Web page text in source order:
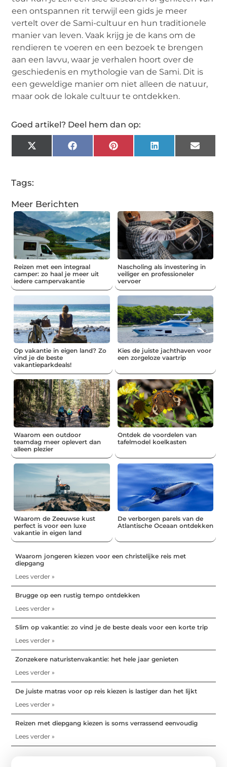
een ontspannen rit terwijl een gids je meer
vertelt over de Sami-cultuur en hun traditionele
manier van leven. Vaak krijg je de kans om de
rendieren te voeren en een bezoek te brengen
aan een lavvu, waar je verhalen hoort over de
geschiedenis en mythologie van de Sami. Dit is
een geweldige manier om niet alleen de natuur,
maar ook de lokale cultuur te ontdekken.
Goed artikel? Deel hem dan op:
X
(Twitter)
FacebookPinterestLinkedInEmail
Tags:
Meer Berichten
Reizen met een integraal
camper: zo haal je meer uit
iedere campervakantie
Nascholing als investering in
veiliger en professioneler
vervoer
Op vakantie in eigen land? Zo
vind je de beste
vakantieparkdeals!
Kies de juiste jachthaven voor
een zorgeloze vaartrip
Waarom een outdoor
teamdag meer oplevert dan
alleen plezier
Ontdek de voordelen van
tafelmodel koelkasten
Waarom de Zeeuwse kust
perfect is voor een luxe
vakantie in eigen land
De verborgen parels van de
Atlantische Oceaan ontdekken
Waarom jongeren kiezen voor een christelijke reis met
diepgang
Lees verder »
Brugge op een rustig tempo ontdekken
Lees verder »
Slim op vakantie: zo vind je de beste deals voor een korte trip
Lees verder »
Zonzekere naturistenvakantie: het hele jaar genieten
Lees verder »
De juiste matras voor op reis kiezen is lastiger dan het lijkt
Lees verder »
Reizen met diepgang kiezen is soms verrassend eenvoudig
Lees verder »